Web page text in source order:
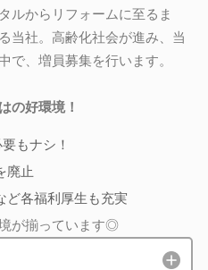
ルからリフォームに至るま
当社。高齢化社会が進み、当
で、増員募集を行います。
の好環境！
もナシ！
廃止
ど各福利厚生も充実
が揃っています◎